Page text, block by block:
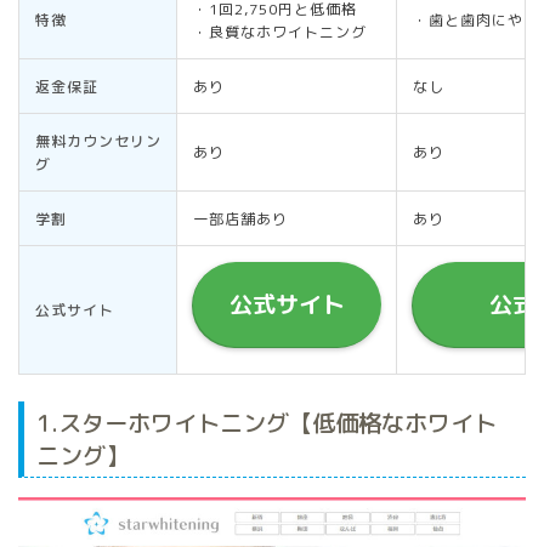
特徴
・1回2,750円と低価格
・良質なホワイトニング
・歯と歯肉にや
返金保証 あり なし
無料カウンセリン
グ
あり あり
学割 一部店舗あり あり
公式サイト 公式サイト 公式
1.スターホワイトニング【低価格なホワイト
ニング】